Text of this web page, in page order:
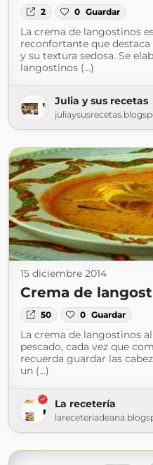
2 0 Guardar
La crema de langostinos
reconfortante que
y su textura sedosa. Se
langostinos (...)
Julia y sus recetas
15 diciembre 2014
Crema de
50 0 Guardar
La crema de langostinos
pescado, cada vez que
recuerda guardar las
un (...)
La recetería